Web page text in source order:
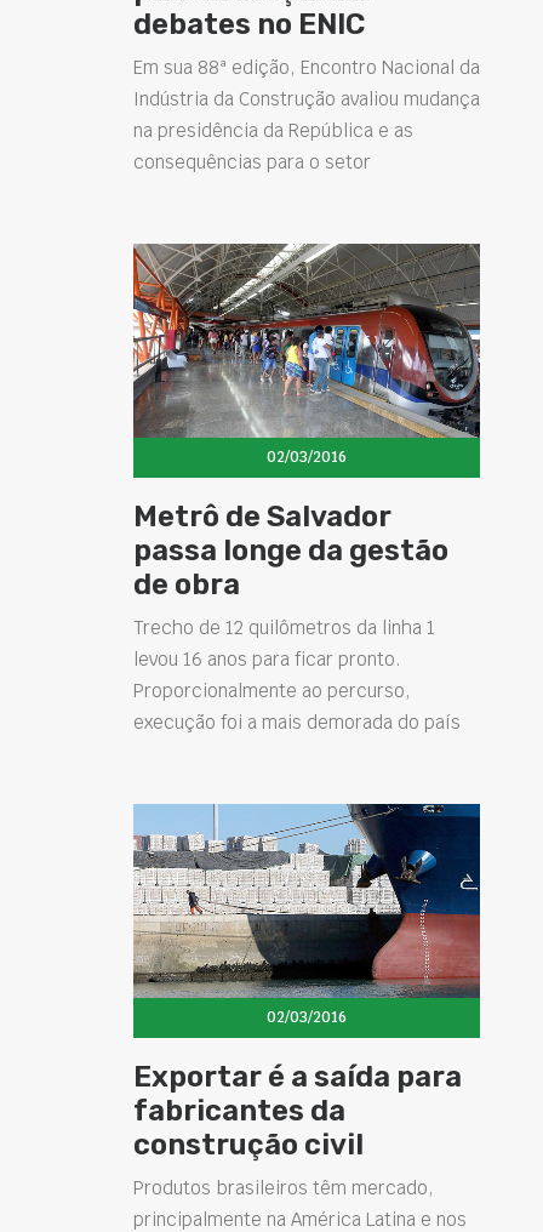
debates no ENIC
Em sua 88ª edição, Encontro Nacional da
Indústria da Construção avaliou mudança
na presidência da República e as
consequências para o setor
02/03/2016
Metrô de Salvador
passa longe da gestão
de obra
Trecho de 12 quilômetros da linha 1
levou 16 anos para ficar pronto.
Proporcionalmente ao percurso,
execução foi a mais demorada do país
02/03/2016
Exportar é a saída para
fabricantes da
construção civil
Produtos brasileiros têm mercado,
principalmente na América Latina e nos